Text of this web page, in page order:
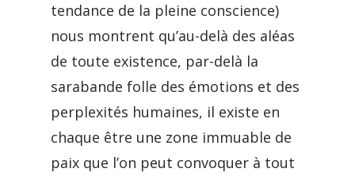
tendance de la pleine conscience)
nous montrent qu’au-delà des aléas
de toute existence, par-delà la
sarabande folle des émotions et des
perplexités humaines, il existe en
chaque être une zone immuable de
paix que l’on peut convoquer à tout